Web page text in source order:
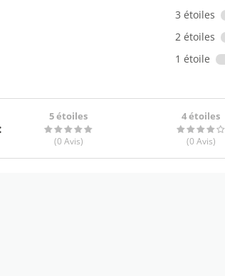
3 étoiles
2 étoiles
1 étoile
5 étoiles
(0 Avis)
4 étoiles
(0 Avis)